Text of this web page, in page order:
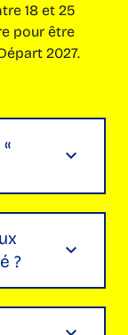
18 et 25
pour être
2027.
jeunes
la
vous
?